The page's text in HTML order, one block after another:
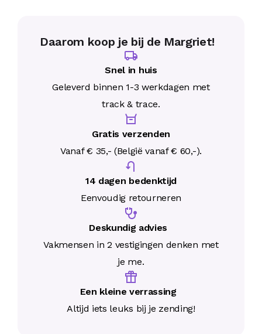
Daarom koop je bij de Margriet!
Snel in huis
Geleverd binnen 1-3 werkdagen met
track & trace.
Gratis verzenden
Vanaf € 35,- (België vanaf € 60,-).
14 dagen bedenktijd
Eenvoudig retourneren
Deskundig advies
Vakmensen in 2 vestigingen denken met
je me.
Een kleine verrassing
Altijd iets leuks bij je zending!